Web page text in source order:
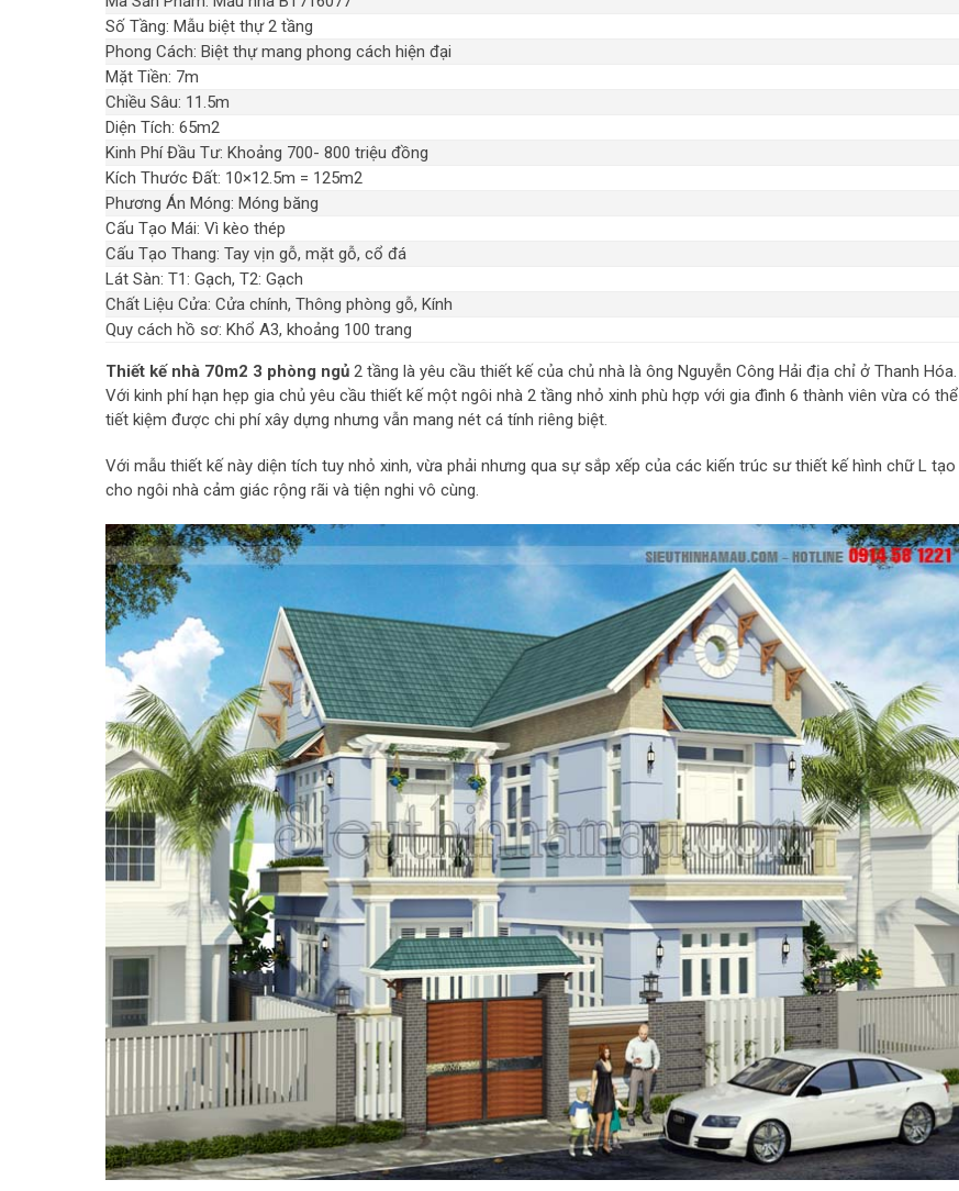
Số Tầng: Mẫu biệt thự 2 tầng
Phong Cách: Biệt thự mang phong cách hiện đại
Mặt Tiền: 7m
Chiều Sâu: 11.5m
Diện Tích: 65m2
Kinh Phí Đầu Tư: Khoảng 700- 800 triệu đồng
Kích Thước Đất: 10×12.5m = 125m2
Phương Án Móng: Móng băng
Cấu Tạo Mái: Vì kèo thép
Cấu Tạo Thang: Tay vịn gỗ, mặt gỗ, cổ đá
Lát Sàn: T1: Gạch, T2: Gạch
Chất Liệu Cửa: Cửa chính, Thông phòng gỗ, Kính
Quy cách hồ sơ: Khổ A3, khoảng 100 trang
Thiết kế nhà 70m2 3 phòng ngủ 2 tầng là yêu cầu thiết kế của chủ nhà là ông Nguyễn Công Hải địa chỉ ở Thanh Hóa.
Với kinh phí hạn hẹp gia chủ yêu cầu thiết kế một ngôi nhà 2 tầng nhỏ xinh phù hợp với gia đình 6 thành viên vừa có thể
tiết kiệm được chi phí xây dựng nhưng vẫn mang nét cá tính riêng biệt.
Với mẫu thiết kế này diện tích tuy nhỏ xinh, vừa phải nhưng qua sự sắp xếp của các kiến trúc sư thiết kế hình chữ L tạo
cho ngôi nhà cảm giác rộng rãi và tiện nghi vô cùng.